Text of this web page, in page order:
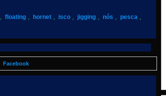
, floating , hornet , isco , jigging , nós , pesca ,
Facebook